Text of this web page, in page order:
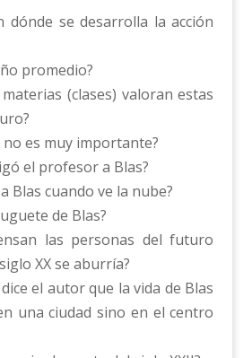
dónde se desarrolla la acción
promedio?
(clases) valoran estas
no es muy importante?
el profesor a Blas?
Blas cuando ve la nube?
de Blas?
las personas del futuro
XX se aburría?
el autor que la vida de Blas
una ciudad sino en el centro